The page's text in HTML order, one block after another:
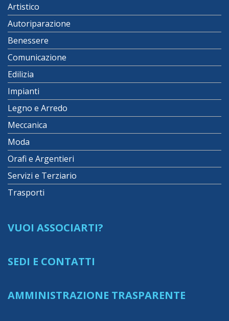
Artistico
Autoriparazione
Benessere
Comunicazione
Edilizia
Impianti
Legno e Arredo
Meccanica
Moda
Orafi e Argentieri
Servizi e Terziario
Trasporti
VUOI ASSOCIARTI?
SEDI E CONTATTI
AMMINISTRAZIONE TRASPARENTE